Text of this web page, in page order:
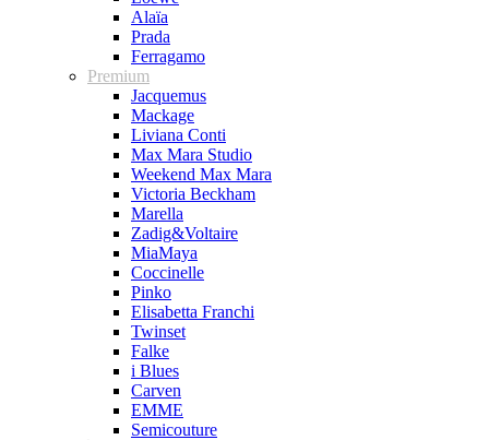
Alaïa
Prada
Ferragamo
Premium
Jacquemus
Mackage
Liviana Conti
Max Mara Studio
Weekend Max Mara
Victoria Beckham
Marella
Zadig&Voltaire
MiaMaya
Coccinelle
Pinko
Elisabetta Franchi
Twinset
Falke
i Blues
Carven
EMME
Semicouture